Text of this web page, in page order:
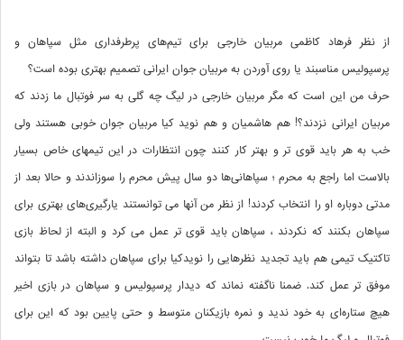
از نظر فرهاد کاظمی مربیان خارجی برای تیم‌های پرطرفداری مثل سپاهان و
پرسپولیس مناسبند یا روی آوردن به مربیان جوان ایرانی تصمیم بهتری بوده است؟
حرف من این است که مگر مربیان خارجی در لیگ چه گلی به سر فوتبال ما زدند که
مربیان ایرانی نزدند؟! هم هاشمیان و هم نوید کیا مربیان جوان خوبی هستند ولی
خب به هر باید قوی تر و بهتر کار کنند چون انتظارات در این تیمهای خاص بسیار
بالاست اما راجع به محرم ؛ سپاهانی‌ها دو سال پیش محرم را سوزاندند و حالا بعد از
مدتی دوباره او را انتخاب کردند! از نظر من آنها می ‌توانستند یارگیری‌های بهتری برای
سپاهان بکنند که نکردند ، سپاهان باید قوی تر عمل می کرد و البته از لحاظ بازی
تاکتیک تیمی هم باید تجدید نظرهایی را نویدکیا برای سپاهان داشته باشد تا بتواند
موفق تر عمل کند. ضمنا ناگفته نماند که دیدار پرسپولیس و سپاهان در بازی اخیر
هیچ ستاره‌ای به خود ندید و نمره بازیکنان متوسط و حتی پایین بود که این برای